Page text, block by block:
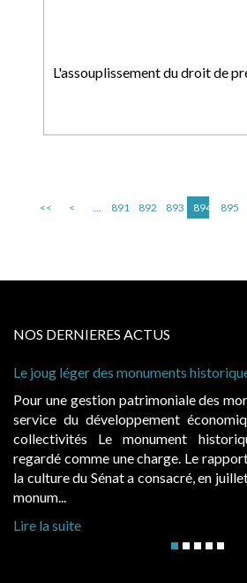
L'assouplissement du droit de
<< < ... 891 892 893 894 895
NOS DERNIERES ACTUS
joug léger des monuments historiques
une gestion patrimoniale des
du développement
Le monument
comme une charge. Le rapport
culture du Sénat a consacré, en juillet
la suite